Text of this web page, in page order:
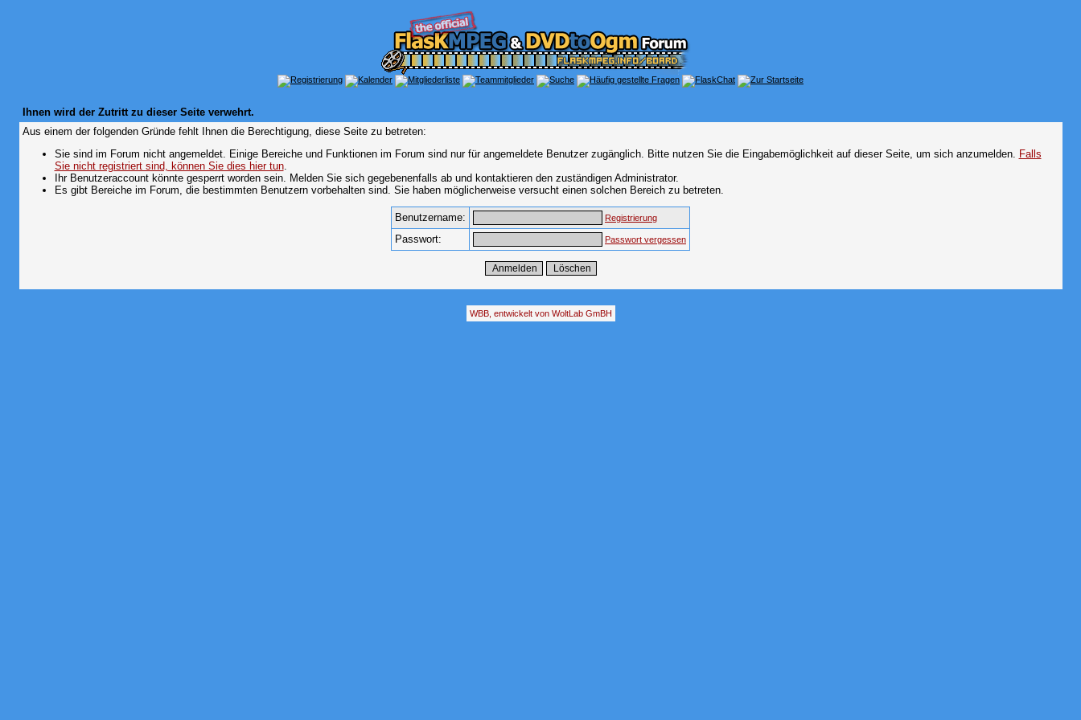
Ihnen wird der Zutritt zu dieser Seite verwehrt.
Aus einem der folgenden Gründe fehlt Ihnen die Berechtigung, diese Seite zu betreten:
Sie sind im Forum nicht angemeldet. Einige Bereiche und Funktionen im Forum sind nur für angemeldete Benutzer zugänglich. Bitte nutzen Sie die Eingabemöglichkeit auf dieser Seite, um sich anzumelden. Falls
Sie nicht registriert sind, können Sie dies hier tun.
Ihr Benutzeraccount könnte gesperrt worden sein. Melden Sie sich gegebenenfalls ab und kontaktieren den zuständigen Administrator.
Es gibt Bereiche im Forum, die bestimmten Benutzern vorbehalten sind. Sie haben möglicherweise versucht einen solchen Bereich zu betreten.
Benutzername: Registrierung
Passwort: Passwort vergessen
WBB, entwickelt von WoltLab GmBH